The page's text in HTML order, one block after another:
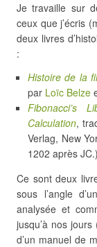
Je travaille sur
ceux que j’écris
deux livres
:
Histoire de la
par Loïc Belze
Fibonacci’s
Calculation,
Verlag, New
1202 après JC.)
Ce sont deux
sous l’angle
analysée et
jusqu’à nos
d’un manuel de